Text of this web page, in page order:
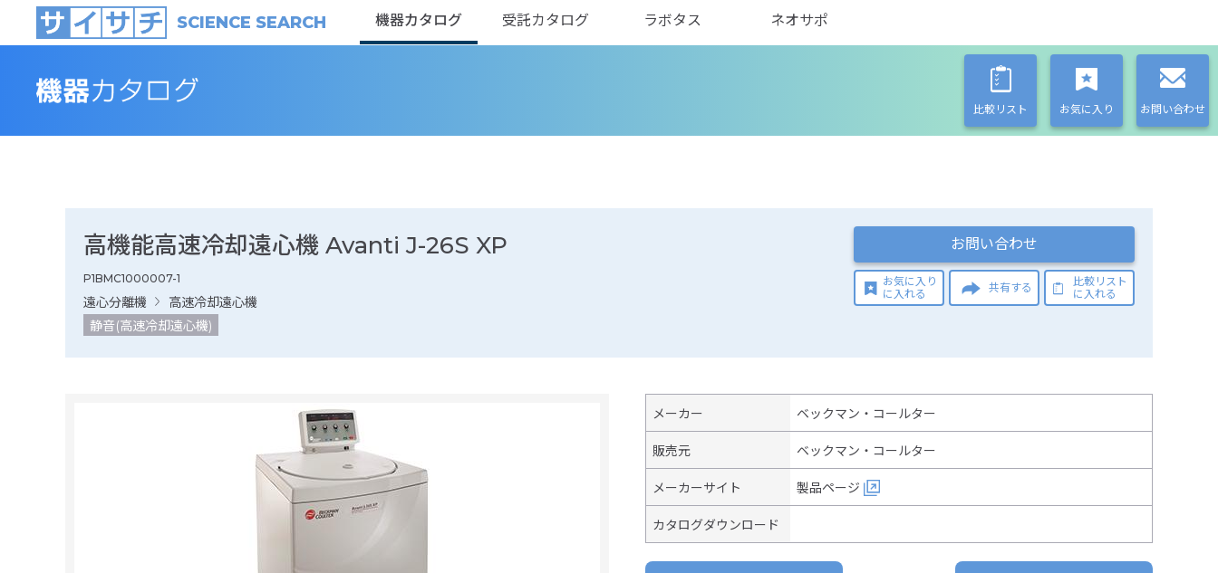
SCIENCE SEARCH 機器カタログ 受託カタログ ラボタス ネオサポ
比較リスト お気に入り お問い合わせ
高機能高速冷却遠心機 Avanti J-26S XP
P1BMC1000007-1
遠心分離機
高速冷却遠心機
静音(高速冷却遠心機)
お問い合わせ
お気に入り
に入れる
共有する
比較リスト
に入れる
メーカー ベックマン・コールター
販売元 ベックマン・コールター
メーカーサイト 製品ページ
カタログダウンロード